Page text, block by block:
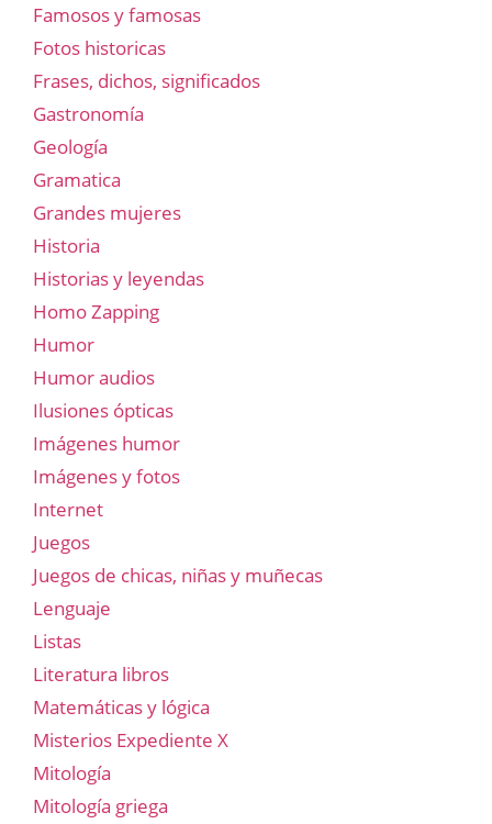
Famosos y famosas
Fotos historicas
Frases, dichos, significados
Gastronomía
Geología
Gramatica
Grandes mujeres
Historia
Historias y leyendas
Homo Zapping
Humor
Humor audios
Ilusiones ópticas
Imágenes humor
Imágenes y fotos
Internet
Juegos
Juegos de chicas, niñas y muñecas
Lenguaje
Listas
Literatura libros
Matemáticas y lógica
Misterios Expediente X
Mitología
Mitología griega